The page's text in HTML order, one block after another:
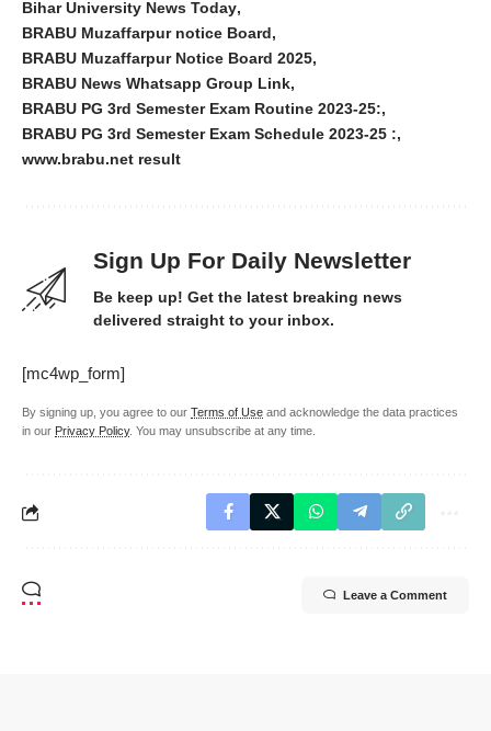
Bihar University News Today
BRABU Muzaffarpur notice Board
BRABU Muzaffarpur Notice Board 2025
BRABU News Whatsapp Group Link
BRABU PG 3rd Semester Exam Routine 2023-25:
BRABU PG 3rd Semester Exam Schedule 2023-25 :
www.brabu.net result
Sign Up For Daily Newsletter
Be keep up! Get the latest breaking news
delivered straight to your inbox.
[mc4wp_form]
By signing up, you agree to our Terms of Use and acknowledge the data practices
in our Privacy Policy. You may unsubscribe at any time.
Leave a Comment